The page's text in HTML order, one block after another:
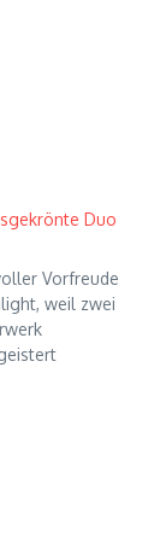
Duo
Vorfreude
weil zwei